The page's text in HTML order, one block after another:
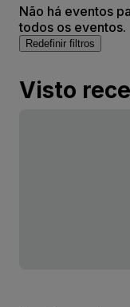
Não há eventos
todos os eventos.
Redefinir filtros
Visto